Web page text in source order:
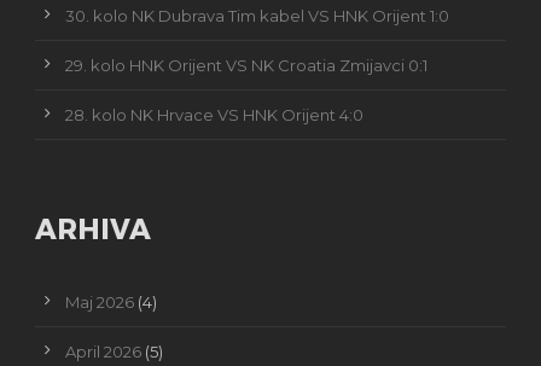
30. kolo NK Dubrava Tim kabel VS HNK Orijent 1:0
29. kolo HNK Orijent VS NK Croatia Zmijavci 0:1
28. kolo NK Hrvace VS HNK Orijent 4:0
ARHIVA
Maj 2026 (4)
April 2026 (5)